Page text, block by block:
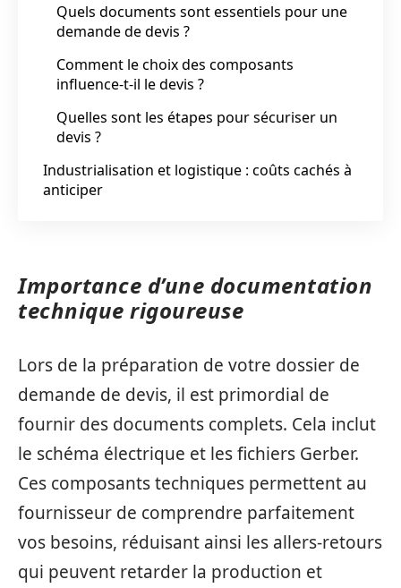
Quels documents sont essentiels pour une
demande de devis ?
Comment le choix des composants
influence-t-il le devis ?
Quelles sont les étapes pour sécuriser un
devis ?
Industrialisation et logistique : coûts cachés à
anticiper
Importance d’une documentation
technique rigoureuse
Lors de la préparation de votre dossier de
demande de devis, il est primordial de
fournir des documents complets. Cela inclut
le schéma électrique et les fichiers Gerber.
Ces composants techniques permettent au
fournisseur de comprendre parfaitement
vos besoins, réduisant ainsi les allers-retours
qui peuvent retarder la production et